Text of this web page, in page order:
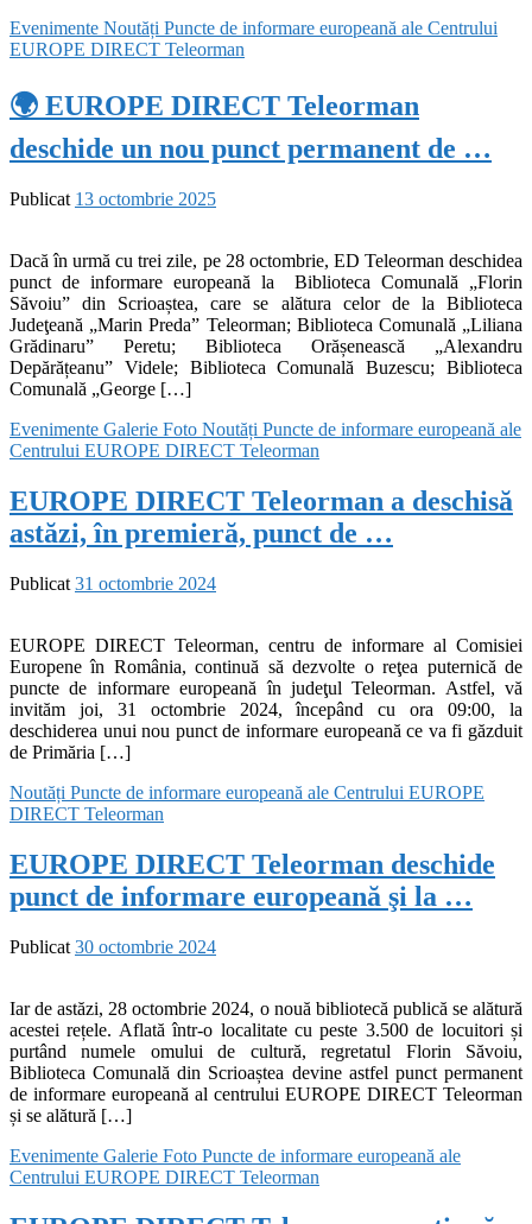
Evenimente Noutăți Puncte de informare europeană ale Centrului
EUROPE DIRECT Teleorman
🌍 EUROPE DIRECT Teleorman
deschide un nou punct permanent de …
Publicat 13 octombrie 2025
Dacă în urmă cu trei zile, pe 28 octombrie, ED Teleorman deschidea
punct de informare europeană la Biblioteca Comunală „Florin
Săvoiu” din Scrioaștea, care se alătura celor de la Biblioteca
Judeţeană „Marin Preda” Teleorman; Biblioteca Comunală „Liliana
Grădinaru” Peretu; Biblioteca Orășenească „Alexandru
Depărățeanu” Videle; Biblioteca Comunală Buzescu; Biblioteca
Comunală „George […]
Evenimente Galerie Foto Noutăți Puncte de informare europeană ale
Centrului EUROPE DIRECT Teleorman
EUROPE DIRECT Teleorman a deschisă
astăzi, în premieră, punct de …
Publicat 31 octombrie 2024
EUROPE DIRECT Teleorman, centru de informare al Comisiei
Europene în România, continuă să dezvolte o reţea puternică de
puncte de informare europeană în judeţul Teleorman. Astfel, vă
invităm joi, 31 octombrie 2024, începând cu ora 09:00, la
deschiderea unui nou punct de informare europeană ce va fi găzduit
de Primăria […]
Noutăți Puncte de informare europeană ale Centrului EUROPE
DIRECT Teleorman
EUROPE DIRECT Teleorman deschide
punct de informare europeană şi la …
Publicat 30 octombrie 2024
Iar de astăzi, 28 octombrie 2024, o nouă bibliotecă publică se alătură
acestei rețele. Aflată într-o localitate cu peste 3.500 de locuitori și
purtând numele omului de cultură, regretatul Florin Săvoiu,
Biblioteca Comunală din Scrioaștea devine astfel punct permanent
de informare europeană al centrului EUROPE DIRECT Teleorman
și se alătură […]
Evenimente Galerie Foto Puncte de informare europeană ale
Centrului EUROPE DIRECT Teleorman